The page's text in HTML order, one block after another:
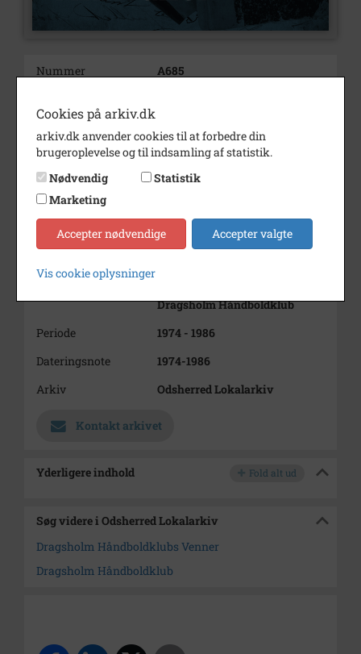
Nummer
A685
Arkivskaber
Venner
Beskrivelse
Dragsholm Håndboldklubs
Venner
Født/stiftet
1974
Dragsholm Håndboldklub
Periode
1974 - 1986
Dateringsnote
1974-1986
Arkiv
Odsherred Lokalarkiv
Kontakt arkivet
Yderligere indhold Fold alt ud
Søg videre i Odsherred Lokalarkiv
Dragsholm Håndboldklubs Venner
Dragsholm Håndboldklub
Cookies på arkiv.dk
arkiv.dk anvender cookies til at forbedre din
brugeroplevelse og til indsamling af statistik.
Nødvendig
Statistik
Marketing
Accepter nødvendige Accepter valgte
Vis cookie oplysninger